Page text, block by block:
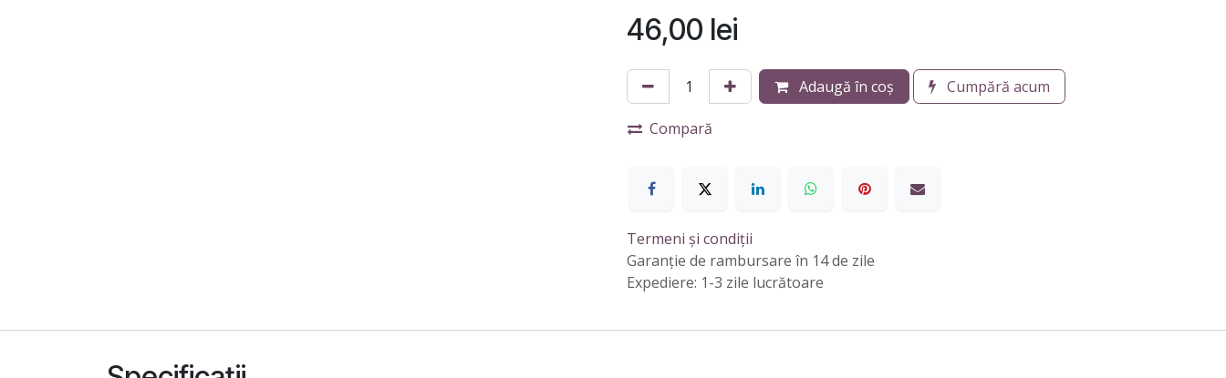
46,00 lei
Adaugă în coș Cumpără acum
Compară
Termeni și condiții
Garanție de rambursare în 14 de zile
Expediere: 1-3 zile lucrătoare